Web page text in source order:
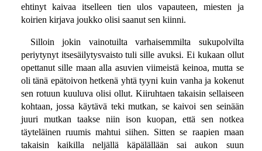
ehtinyt kaivaa itselleen tien ulos vapauteen, miesten ja
koirien kirjava joukko olisi saanut sen kiinni.
Silloin jokin vainotuilta varhaisemmilta sukupolvilta
periytynyt itsesäilytysvaisto tuli sille avuksi. Ei kukaan ollut
opettanut sille maan alla asuvien viimeistä keinoa, mutta se
oli tänä epätoivon hetkenä yhtä tyyni kuin vanha ja kokenut
sen rotuun kuuluva olisi ollut. Kiiruhtaen takaisin sellaiseen
kohtaan, jossa käytävä teki mutkan, se kaivoi sen seinään
juuri mutkan taakse niin ison kuopan, että sen notkea
täyteläinen ruumis mahtui siihen. Sitten se raapien maan
takaisin kaikilla neljällä käpälällään sai aukon suun